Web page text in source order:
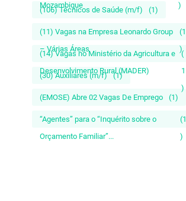
Mozambique
)
(106) Técnicos de Saúde (m/f) (1)
(11) Vagas na Empresa Leonardo Group
– Várias Áreas
(1
)
(14) Vagas no Ministério da Agricultura e
Desenvolvimento Rural (MADER)
(
1
)
(30) Auxiliares (m/f) (1)
(EMOSE) Abre 02 Vagas De Emprego (1)
“Agentes” para o “Inquérito sobre o
Orçamento Familiar”...
(1
)